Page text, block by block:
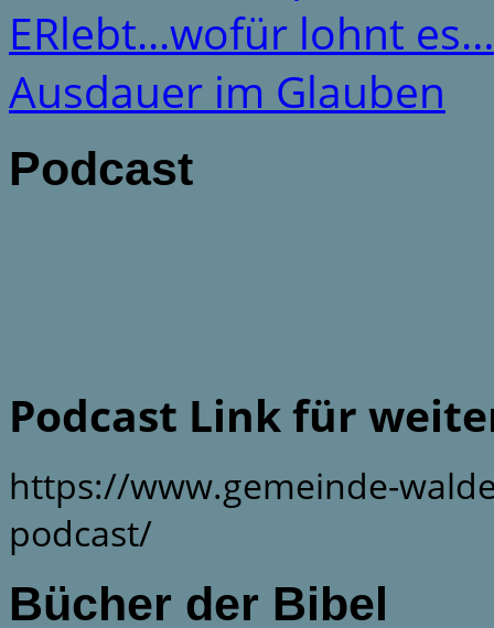
ERlebt...wofür lohnt es…
Ausdauer im Glauben
Podcast
Podcast Link für
https://www.gemeinde-
podcast/
Bücher der Bibel